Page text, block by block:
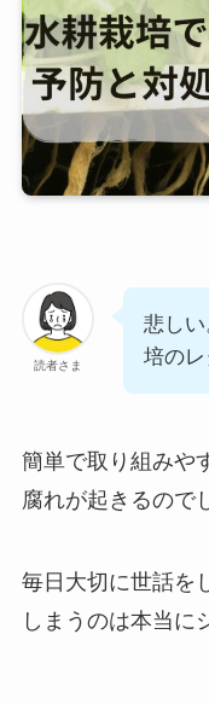
読者さま
悲し
培の
簡単で取り組みや
腐れが起きるので
毎日大切に世話を
しまうのは本当に